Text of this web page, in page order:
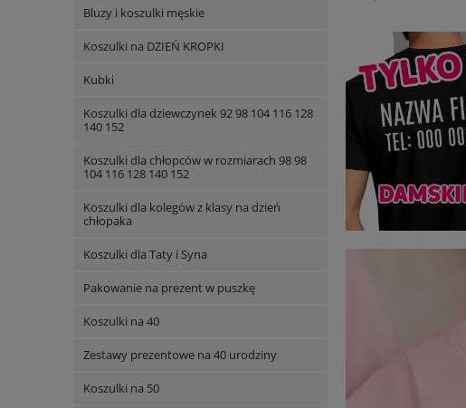
Bluzy i koszulki męskie
Koszulki na DZIEŃ KROPKI
Kubki
Koszulki dla dziewczynek 92 98 104 116 128
140 152
Koszulki dla chłopców w rozmiarach 98 98
104 116 128 140 152
Koszulki dla kolegów z klasy na dzień
chłopaka
Koszulki dla Taty i Syna
Pakowanie na prezent w puszkę
Koszulki na 40
Zestawy prezentowe na 40 urodziny
Koszulki na 50